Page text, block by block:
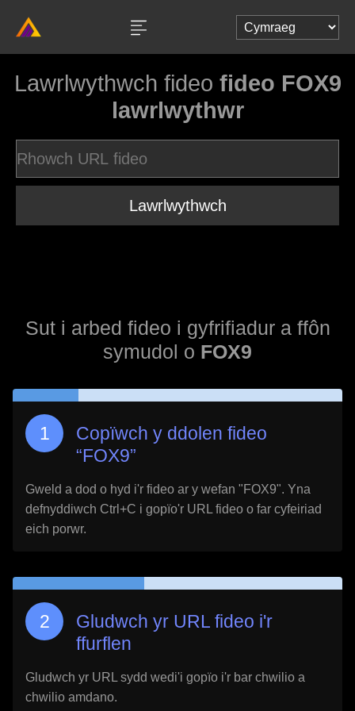
Lawrlwythwch fideo fideo FOX9
lawrlwythwr
Lawrlwythwch
Sut i arbed fideo i gyfrifiadur a ffôn
symudol o FOX9
Copïwch y ddolen fideo
“FOX9”
Gweld a dod o hyd i'r fideo ar y wefan "FOX9". Yna
defnyddiwch Ctrl+C i gopïo'r URL fideo o far cyfeiriad
eich porwr.
Gludwch yr URL fideo i'r
ffurflen
Gludwch yr URL sydd wedi'i gopïo i'r bar chwilio a
chwilio amdano.